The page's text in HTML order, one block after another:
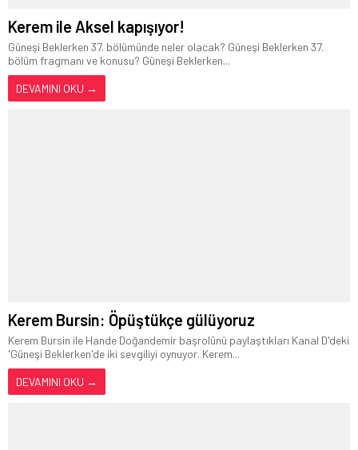
Kerem ile Aksel kapışıyor!
Güneşi Beklerken 37. bölümünde neler olacak? Güneşi Beklerken 37.
bölüm fragmanı ve konusu? Güneşi Beklerken...
DEVAMINI OKU →
Kerem Bursin: Öpüştükçe gülüyoruz
Kerem Bursin ile Hande Doğandemir başrolünü paylaştıkları Kanal D'deki
'Güneşi Beklerken'de iki sevgiliyi oynuyor. Kerem...
DEVAMINI OKU →